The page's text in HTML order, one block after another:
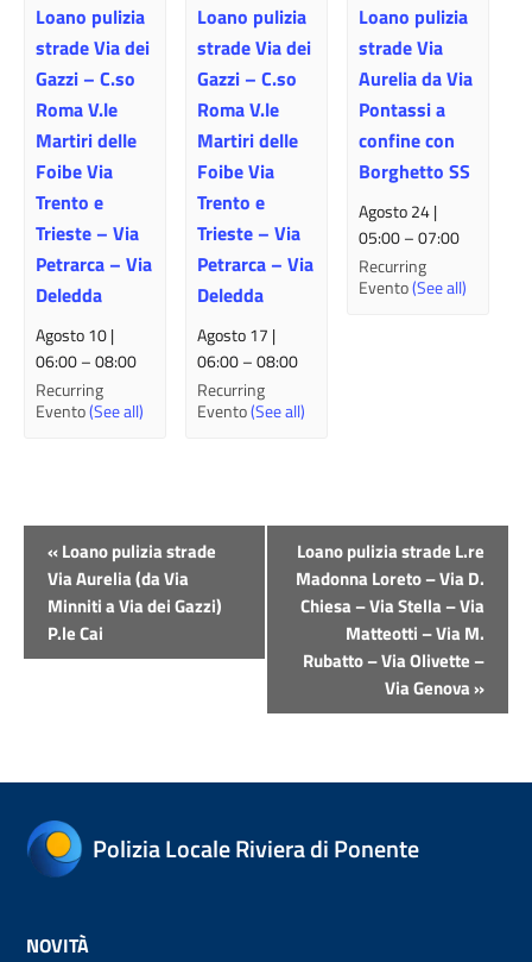
Loano pulizia
strade Via dei
Gazzi – C.so
Roma V.le
Martiri delle
Foibe Via
Trento e
Trieste – Via
Petrarca – Via
Deledda
Agosto 10 |
06:00–08:00
Recurring
Evento(See all)
Loano pulizia
strade Via dei
Gazzi – C.so
Roma V.le
Martiri delle
Foibe Via
Trento e
Trieste – Via
Petrarca – Via
Deledda
Agosto 17 |
06:00–08:00
Recurring
Evento(See all)
Loano pulizia
strade Via
Aurelia da Via
Pontassi a
confine con
Borghetto SS
Agosto 24 |
05:00–07:00
Recurring
Evento(See all)
Evento
Navigazione
«Loano pulizia strade
Via Aurelia (da Via
Minniti a Via dei Gazzi)
P.le Cai
Loano pulizia strade L.re
Madonna Loreto – Via D.
Chiesa – Via Stella – Via
Matteotti – Via M.
Rubatto – Via Olivette –
Via Genova»
Polizia Locale Riviera di Ponente
NOVITÀ